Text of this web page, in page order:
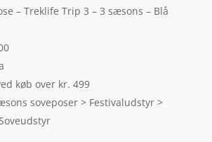
– Treklife Trip 3 – 3 sæsons – Blå
køb over kr. 499
soveposer > Festivaludstyr >